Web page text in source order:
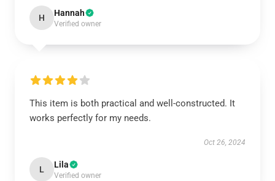
H Hannah
Verified owner
This item is both practical and well-constructed. It
works perfectly for my needs.
Oct 26, 2024
L Lila
Verified owner